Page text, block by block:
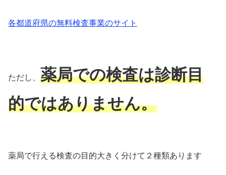
各都道府県の無料検査事業のサイト
ただし、 薬局での検査は診断目
的ではありません。
薬局で行える検査の目的大きく分けて２種類あります